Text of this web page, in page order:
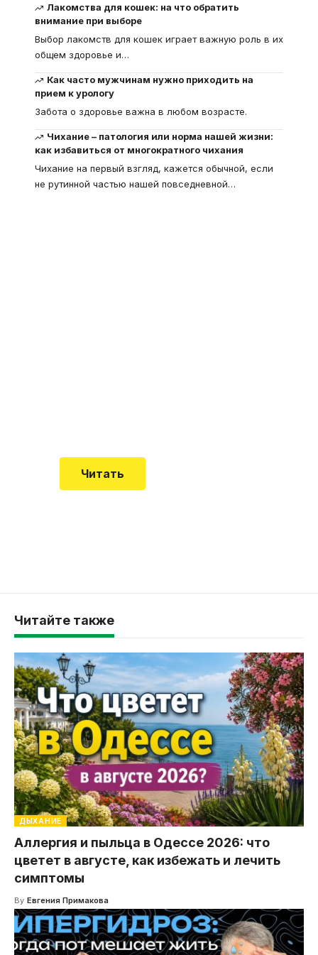
Лакомства для кошек: на что обратить
внимание при выборе
Выбор лакомств для кошек играет важную роль в их
общем здоровье и…
Как часто мужчинам нужно приходить на
прием к урологу
Забота о здоровье важна в любом возрасте.
Чихание – патология или норма нашей жизни:
как избавиться от многократного чихания
Чихание на первый взгляд, кажется обычной, если
не рутинной частью нашей повседневной…
Читать
Читайте также
ДЫХАНИЕ
Аллергия и пыльца в Одессе 2026: что
цветет в августе, как избежать и лечить
симптомы
By Евгения Примакова